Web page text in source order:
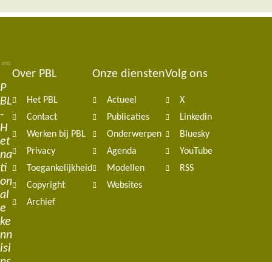
P
BL
-
H
et
na
ti
on
al
e
ke
nn
isi
Footer
navigation
Over PBL
Het PBL
Contact
Werken bij PBL
Privacy
Toegankelijkheid
Copyright
Archief
Onze diensten
Actueel
Publicaties
Onderwerpen
Agenda
Modellen
Websites
Volg ons
X
Linkedin
Bluesky
YouTube
RSS